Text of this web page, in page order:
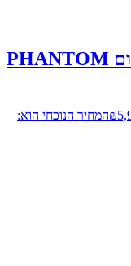
קורקינט חשמלי דגם פאנטום PHANTOM
₪המחיר הנוכחי הוא: